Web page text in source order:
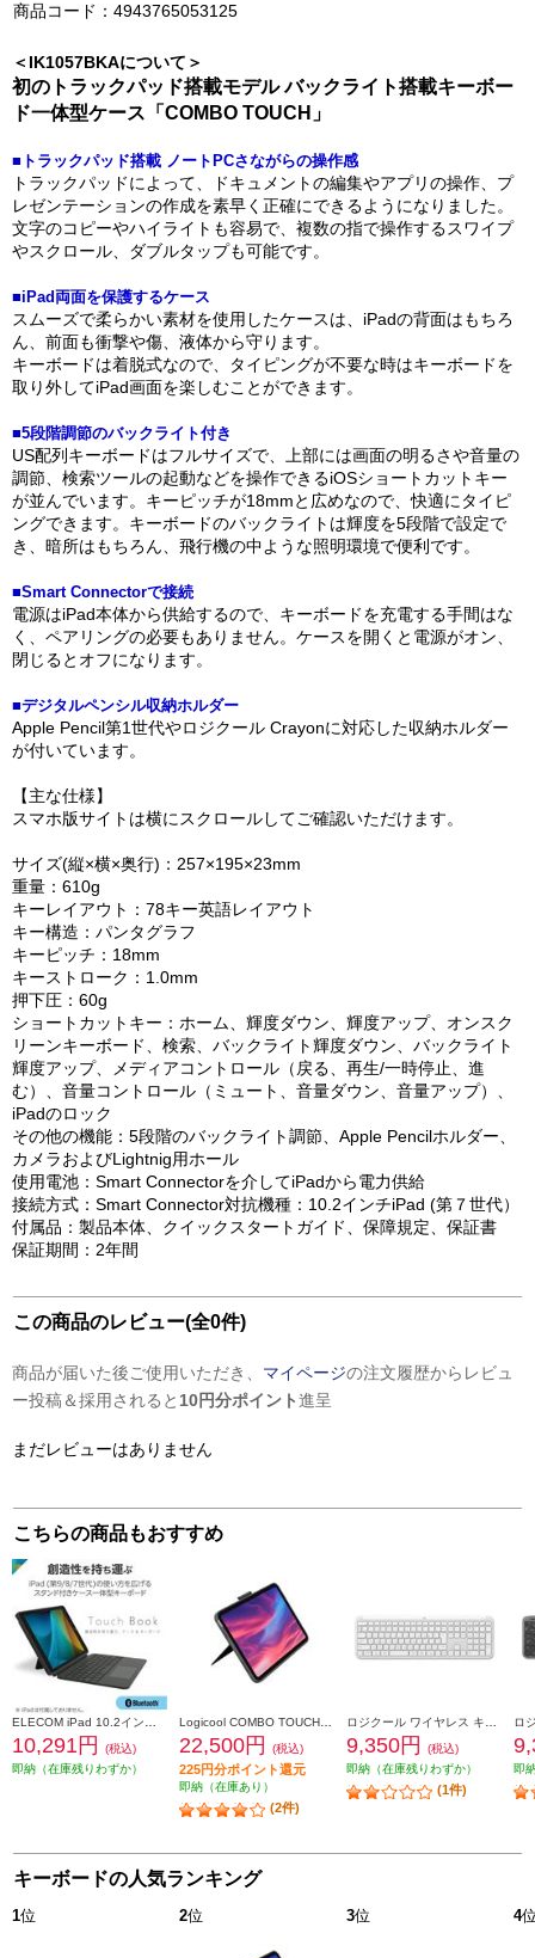
商品コード：4943765053125
＜IK1057BKAについて＞
初のトラックパッド搭載モデル バックライト搭載キーボー
ド一体型ケース「COMBO TOUCH」
■トラックパッド搭載 ノートPCさながらの操作感
トラックパッドによって、ドキュメントの編集やアプリの操作、プ
レゼンテーションの作成を素早く正確にできるようになりました。
文字のコピーやハイライトも容易で、複数の指で操作するスワイプ
やスクロール、ダブルタップも可能です。
■iPad両面を保護するケース
スムーズで柔らかい素材を使用したケースは、iPadの背面はもちろ
ん、前面も衝撃や傷、液体から守ります。
キーボードは着脱式なので、タイピングが不要な時はキーボードを
取り外してiPad画面を楽しむことができます。
■5段階調節のバックライト付き
US配列キーボードはフルサイズで、上部には画面の明るさや音量の
調節、検索ツールの起動などを操作できるiOSショートカットキー
が並んでいます。キーピッチが18mmと広めなので、快適にタイピ
ングできます。キーボードのバックライトは輝度を5段階で設定で
き、暗所はもちろん、飛行機の中ような照明環境で便利です。
■Smart Connectorで接続
電源はiPad本体から供給するので、キーボードを充電する手間はな
く、ペアリングの必要もありません。ケースを開くと電源がオン、
閉じるとオフになります。
■デジタルペンシル収納ホルダー
Apple Pencil第1世代やロジクール Crayonに対応した収納ホルダー
が付いています。
【主な仕様】
スマホ版サイトは横にスクロールしてご確認いただけます。
サイズ(縦×横×奥行)：257×195×23mm
重量：610g
キーレイアウト：78キー英語レイアウト
キー構造：パンタグラフ
キーピッチ：18mm
キーストローク：1.0mm
押下圧：60g
ショートカットキー：ホーム、輝度ダウン、輝度アップ、オンスク
リーンキーボード、検索、バックライト輝度ダウン、バックライト
輝度アップ、メディアコントロール（戻る、再生/一時停止、進
む）、音量コントロール（ミュート、音量ダウン、音量アップ）、
iPadのロック
その他の機能：5段階のバックライト調節、Apple Pencilホルダー、
カメラおよびLightnig用ホール
使用電池：Smart Connectorを介してiPadから電力供給
接続方式：Smart Connector対抗機種：10.2インチiPad (第７世代）
付属品：製品本体、クイックスタートガイド、保障規定、保証書
保証期間：2年間
この商品のレビュー(全0件)
商品が届いた後ご使用いただき、 マイページの注文履歴からレビュ
ー投稿＆採用されると 10円分ポイント進呈
まだレビューはありません
こちらの商品もおすすめ
10,291円
(税込)
即納（在庫残りわずか）
22,500円 (税込)
225円分ポイント還元
即納（在庫あり）
(2件)
9,350円
(税込)
即納（在庫残りわずか）
(1件)
即
キーボードの人気ランキング
1位 2位 3位 4